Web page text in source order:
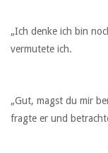
„Ich denke ich bin
vermutete ich.
„Gut, magst du mir
fragte er und